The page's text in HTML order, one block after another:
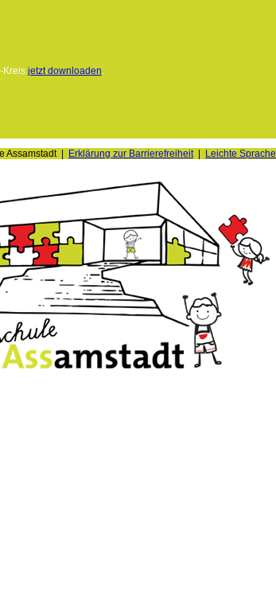
Kreis jetzt downloaden.
Assamstadt | Erklärung zur Barrierefreiheit| Leichte Sprache